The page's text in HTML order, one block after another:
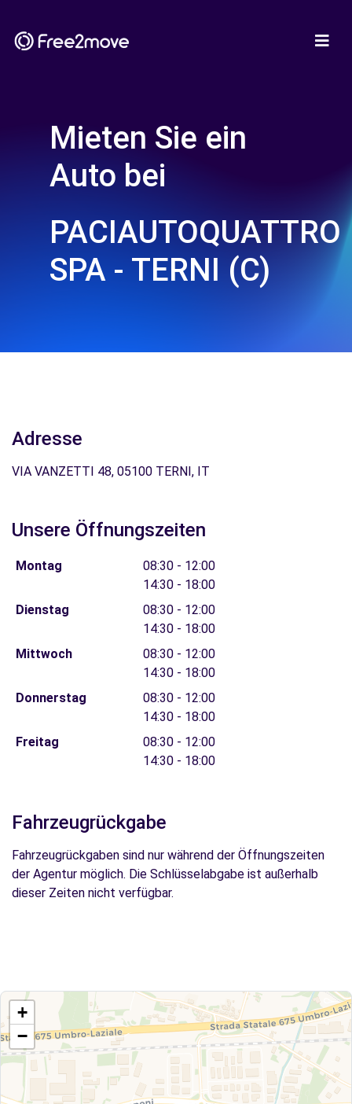
Mieten Sie ein
Auto bei
PACIAUTOQUATTRO
SPA - TERNI (C)
Adresse
VIA VANZETTI 48, 05100 TERNI, IT
Unsere Öffnungszeiten
Montag
08:30 - 12:00
14:30 - 18:00
Dienstag
08:30 - 12:00
14:30 - 18:00
Mittwoch
08:30 - 12:00
14:30 - 18:00
Donnerstag
08:30 - 12:00
14:30 - 18:00
Freitag
08:30 - 12:00
14:30 - 18:00
Fahrzeugrückgabe
Fahrzeugrückgaben sind nur während der Öffnungszeiten
der Agentur möglich. Die Schlüsselabgabe ist außerhalb
dieser Zeiten nicht verfügbar.
+
−